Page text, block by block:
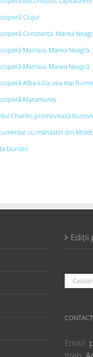
Clujul
Constanța, Marea
Mamaia, Marea Neagră
Mamaia, Marea Neagră
Alba Iulia, cea mai
Maramureș
Charles promovează
cu mănăstiri din
Dunării
Ediții
Email: